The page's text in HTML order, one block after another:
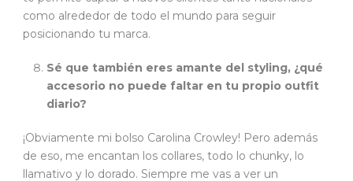
como alrededor de todo el mundo para seguir
posicionando tu marca.
Sé que también eres amante del styling, ¿qué
accesorio no puede faltar en tu propio outfit
diario?
¡Obviamente mi bolso Carolina Crowley! Pero además
de eso, me encantan los collares, todo lo chunky, lo
llamativo y lo dorado. Siempre me vas a ver un